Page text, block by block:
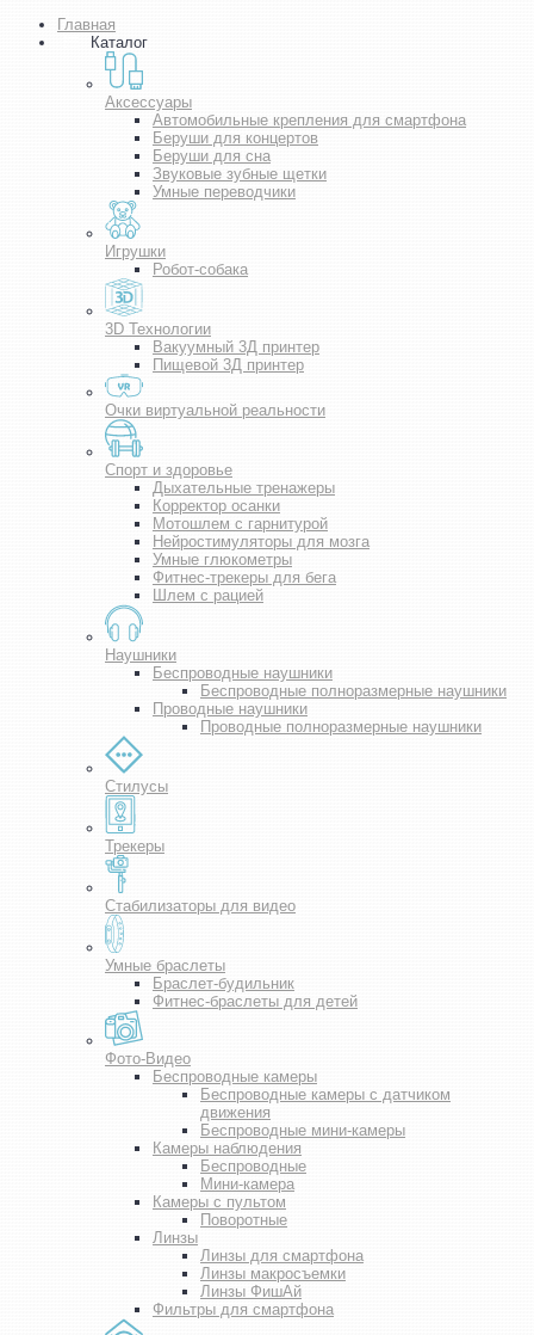
Главная
Каталог
Аксессуары
Автомобильные крепления для смартфона
Беруши для концертов
Беруши для сна
Звуковые зубные щетки
Умные переводчики
Игрушки
Робот-собака
3D Технологии
Вакуумный 3Д принтер
Пищевой 3Д принтер
Очки виртуальной реальности
Спорт и здоровье
Дыхательные тренажеры
Корректор осанки
Мотошлем с гарнитурой
Нейростимуляторы для мозга
Умные глюкометры
Фитнес-трекеры для бега
Шлем с рацией
Наушники
Беспроводные наушники
Беспроводные полноразмерные наушники
Проводные наушники
Проводные полноразмерные наушники
Стилусы
Трекеры
Стабилизаторы для видео
Умные браслеты
Браслет-будильник
Фитнес-браслеты для детей
Фото-Видео
Беспроводные камеры
Беспроводные камеры с датчиком
движения
Беспроводные мини-камеры
Камеры наблюдения
Беспроводные
Мини-камера
Камеры с пультом
Поворотные
Линзы
Линзы для смартфона
Линзы макросъемки
Линзы ФишАй
Фильтры для смартфона